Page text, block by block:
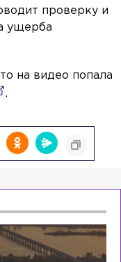
проверку и
ущерба
на видео попала
.